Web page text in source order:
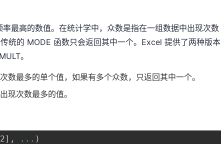
最高的数值。在统计学中，众数是指在一组数据中出现次数
统的 MODE 函数只会返回其中一个。Excel 提供了两种版本
。
数最多的单个值，如果有多个众数，只返回其中一个。
现次数最多的值。
] , ... )